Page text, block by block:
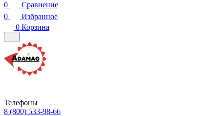
0
Сравнение
0
Избранное
0 Корзина
Телефоны
8 (800) 533-98-66